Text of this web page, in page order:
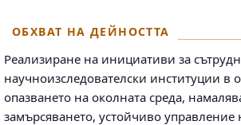
ОБХВАТ НА ДЕЙНОСТТА
Реализиране на инициативи за
научноизследователски институции в
опазването на околната среда,
замърсяването, устойчиво управление